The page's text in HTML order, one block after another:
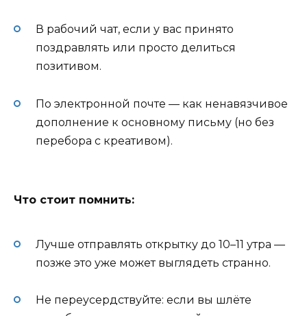
В рабочий чат, если у вас принято
поздравлять или просто делиться
позитивом.
По электронной почте — как ненавязчивое
дополнение к основному письму (но без
перебора с креативом).
Что стоит помнить:
Лучше отправлять открытку до 10–11 утра —
позже это уже может выглядеть странно.
Не переусердствуйте: если вы шлёте